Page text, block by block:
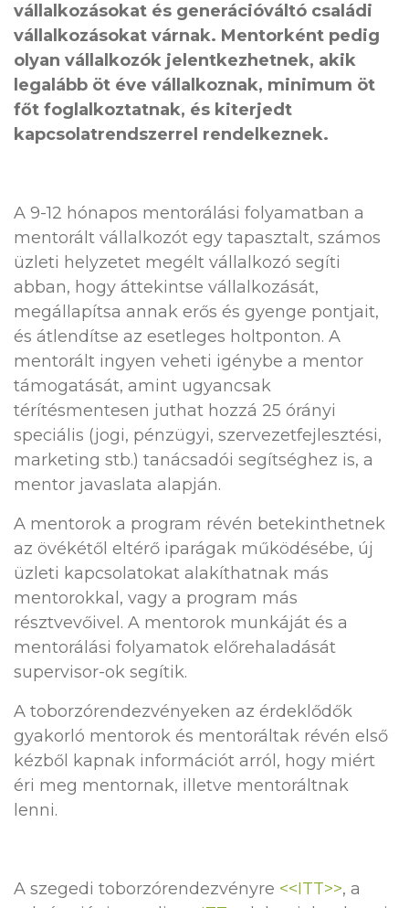
vállalkozásokat és generációváltó családi
vállalkozásokat várnak. Mentorként pedig
olyan vállalkozók jelentkezhetnek, akik
legalább öt éve vállalkoznak, minimum öt
főt foglalkoztatnak, és kiterjedt
kapcsolatrendszerrel rendelkeznek.
A 9-12 hónapos mentorálási folyamatban a
mentorált vállalkozót egy tapasztalt, számos
üzleti helyzetet megélt vállalkozó segíti
abban, hogy áttekintse vállalkozását,
megállapítsa annak erős és gyenge pontjait,
és átlendítse az esetleges holtponton. A
mentorált ingyen veheti igénybe a mentor
támogatását, amint ugyancsak
térítésmentesen juthat hozzá 25 órányi
speciális (jogi, pénzügyi, szervezetfejlesztési,
marketing stb.) tanácsadói segítséghez is, a
mentor javaslata alapján.
A mentorok a program révén betekinthetnek
az övékétől eltérő iparágak működésébe, új
üzleti kapcsolatokat alakíthatnak más
mentorokkal, vagy a program más
résztvevőivel. A mentorok munkáját és a
mentorálási folyamatok előrehaladását
supervisor-ok segítik.
A toborzórendezvényeken az érdeklődők
gyakorló mentorok és mentoráltak révén első
kézből kapnak információt arról, hogy miért
éri meg mentornak, illetve mentoráltnak
lenni.
A szegedi toborzórendezvényre <<ITT>>, a